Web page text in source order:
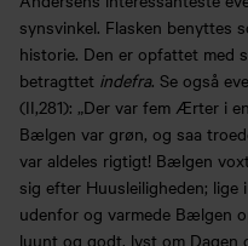
synsvinkel. Flasken benyttes
historie. Den er opfattet med
betragttet indefra. Se også
(II,281): „Der var fem Ærter i
Bælgen var grøn, og saa
var aldeles rigtigt! Bælgen
sig efter Huusleiligheden; lige
udenfor og varmede Bælgen
luunt og godt, lyst om Dagen
Køb